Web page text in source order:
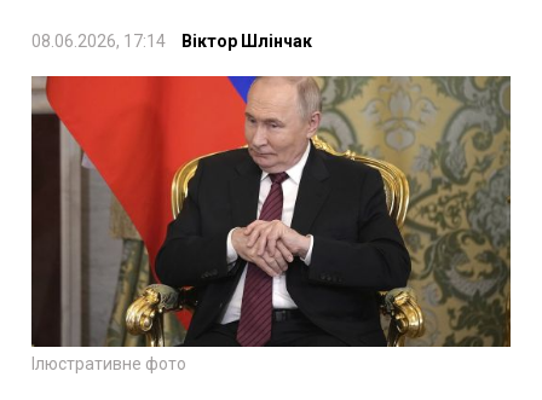
08.06.2026, 17:14 Віктор Шлінчак
Ілюстративне фото